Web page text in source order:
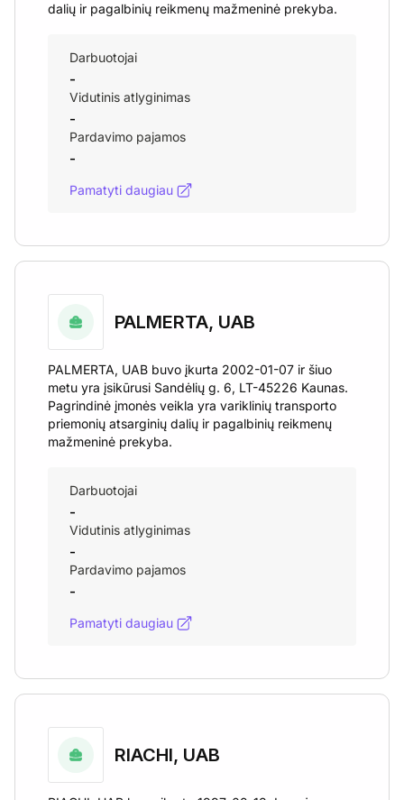
dalių ir pagalbinių reikmenų mažmeninė prekyba.
Darbuotojai
-
Vidutinis atlyginimas
-
Pardavimo pajamos
-
Pamatyti daugiau
PALMERTA, UAB
PALMERTA, UAB buvo įkurta 2002-01-07 ir šiuo
metu yra įsikūrusi Sandėlių g. 6, LT-45226 Kaunas.
Pagrindinė įmonės veikla yra variklinių transporto
priemonių atsarginių dalių ir pagalbinių reikmenų
mažmeninė prekyba.
Darbuotojai
-
Vidutinis atlyginimas
-
Pardavimo pajamos
-
Pamatyti daugiau
RIACHI, UAB